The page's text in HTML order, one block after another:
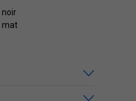
noir
mat